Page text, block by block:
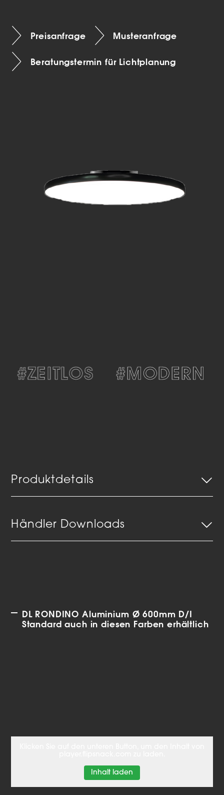
Preisanfrage Musteranfrage
Beratungstermin für Lichtplanung
#MODERN
#ZEITLOS
Produktdetails
Händler Downloads
DL RONDINO Aluminium Ø 600mm D/I
Standard auch in diesen Farben erhältlich
Inhalt laden